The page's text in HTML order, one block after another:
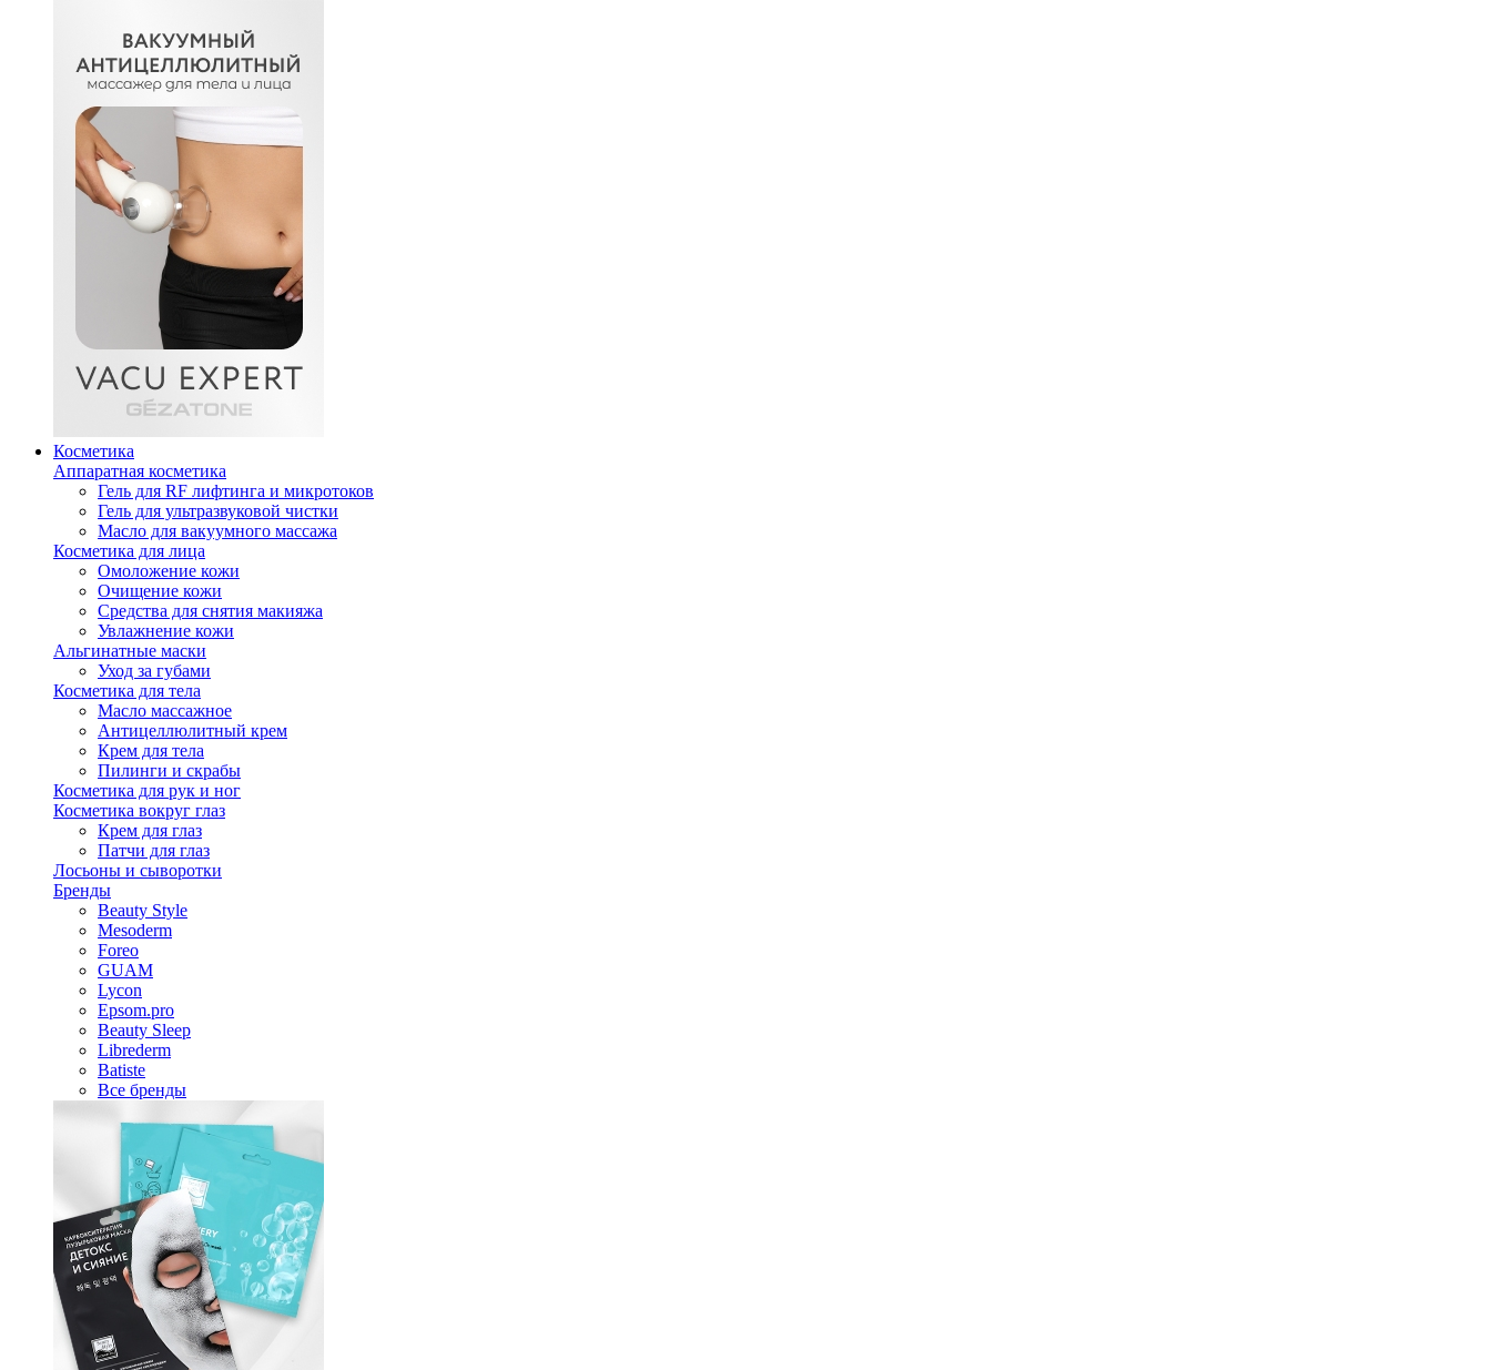
Косметика
Аппаратная косметика
Гель для RF лифтинга и микротоков
Гель для ультразвуковой чистки
Масло для вакуумного массажа
Косметика для лица
Омоложение кожи
Очищение кожи
Средства для снятия макияжа
Увлажнение кожи
Альгинатные маски
Уход за губами
Косметика для тела
Масло массажное
Антицеллюлитный крем
Крем для тела
Пилинги и скрабы
Косметика для рук и ног
Косметика вокруг глаз
Крем для глаз
Патчи для глаз
Лосьоны и сыворотки
Бренды
Beauty Style
Mesoderm
Foreo
GUAM
Lycon
Epsom.pro
Beauty Sleep
Librederm
Batiste
Все бренды